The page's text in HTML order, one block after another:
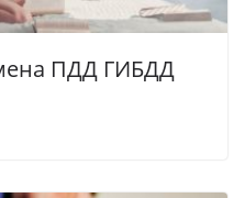
ПДД ГИБДД